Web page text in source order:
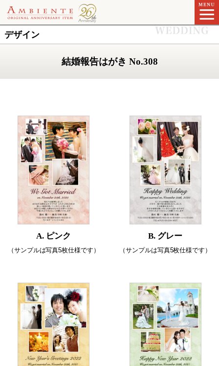
デザイン
結婚報告はがき No.308
A. ピンク
（サンプルは写真5枚仕様です）
B. グレー
（サンプルは写真5枚仕様です）